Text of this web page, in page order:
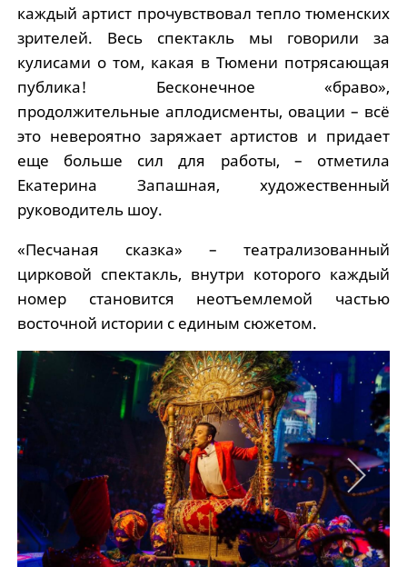
каждый артист прочувствовал тепло тюменских
зрителей. Весь спектакль мы говорили за
кулисами о том, какая в Тюмени потрясающая
публика! Бесконечное «браво»,
продолжительные аплодисменты, овации – всё
это невероятно заряжает артистов и придает
еще больше сил для работы, – отметила
Екатерина Запашная, художественный
руководитель шоу.
«Песчаная сказка» – театрализованный
цирковой спектакль, внутри которого каждый
номер становится неотъемлемой частью
восточной истории с единым сюжетом.